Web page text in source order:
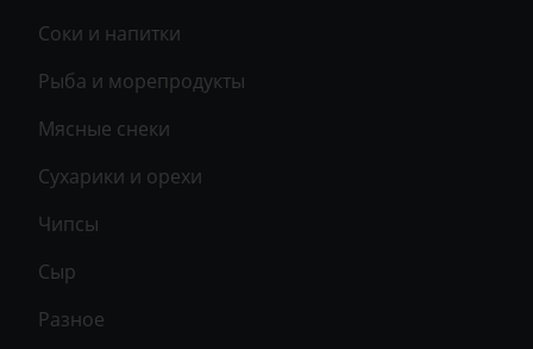
Соки и напитки
Рыба и морепродукты
Мясные снеки
Сухарики и орехи
Чипсы
Сыр
Разное